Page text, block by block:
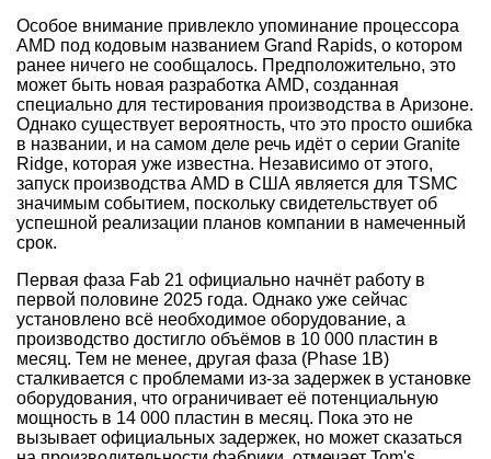
Особое внимание привлекло упоминание процессора
AMD под кодовым названием Grand Rapids, о котором
ранее ничего не сообщалось. Предположительно, это
может быть новая разработка AMD, созданная
специально для тестирования производства в Аризоне.
Однако существует вероятность, что это просто ошибка
в названии, и на самом деле речь идёт о серии Granite
Ridge, которая уже известна. Независимо от этого,
запуск производства AMD в США является для TSMC
значимым событием, поскольку свидетельствует об
успешной реализации планов компании в намеченный
срок.
Первая фаза Fab 21 официально начнёт работу в
первой половине 2025 года. Однако уже сейчас
установлено всё необходимое оборудование, а
производство достигло объёмов в 10 000 пластин в
месяц. Тем не менее, другая фаза (Phase 1B)
сталкивается с проблемами из-за задержек в установке
оборудования, что ограничивает её потенциальную
мощность в 14 000 пластин в месяц. Пока это не
вызывает официальных задержек, но может сказаться